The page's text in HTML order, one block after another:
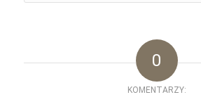
0
KOMENTARZY: